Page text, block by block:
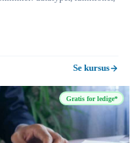
Se kursus
Gratis for ledige*